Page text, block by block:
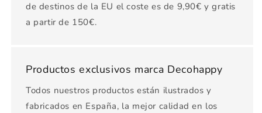
de destinos de la EU el coste es de 9,90€ y gratis
a partir de 150€.
Productos exclusivos marca Decohappy
Todos nuestros productos están ilustrados y
fabricados en España, la mejor calidad en los